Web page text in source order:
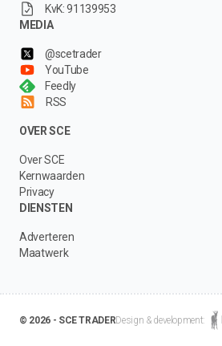
KvK: 91139953
MEDIA
@scetrader
YouTube
Feedly
RSS
OVER SCE
Over SCE
Kernwaarden
Privacy
DIENSTEN
Adverteren
Maatwerk
© 2026 - SCE TRADERDesign & development: